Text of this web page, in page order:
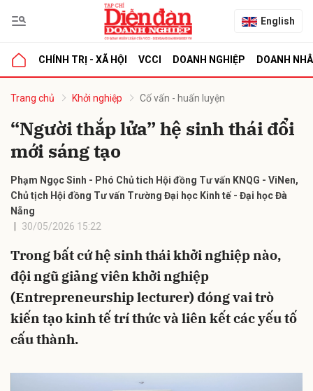
English
CHÍNH TRỊ - XÃ HỘI VCCI DOANH NGHIỆP DOANH
Trang chủ Khởi nghiệp Cố vấn - huấn luyện
“Người thắp lửa” hệ sinh thái đổi
mới sáng tạo
Phạm Ngọc Sinh - Phó Chủ tich Hội đồng Tư vấn KNQG - ViNen,
Chủ tịch Hội đồng Tư vấn Trường Đại học Kinh tế - Đại học Đà
Nẵng
30/05/2026 15:22
Trong bất cứ hệ sinh thái khởi nghiệp nào,
đội ngũ giảng viên khởi nghiệp
(Entrepreneurship lecturer) đóng vai trò
kiến tạo kinh tế trí thức và liên kết các yếu tố
cấu thành.
luận